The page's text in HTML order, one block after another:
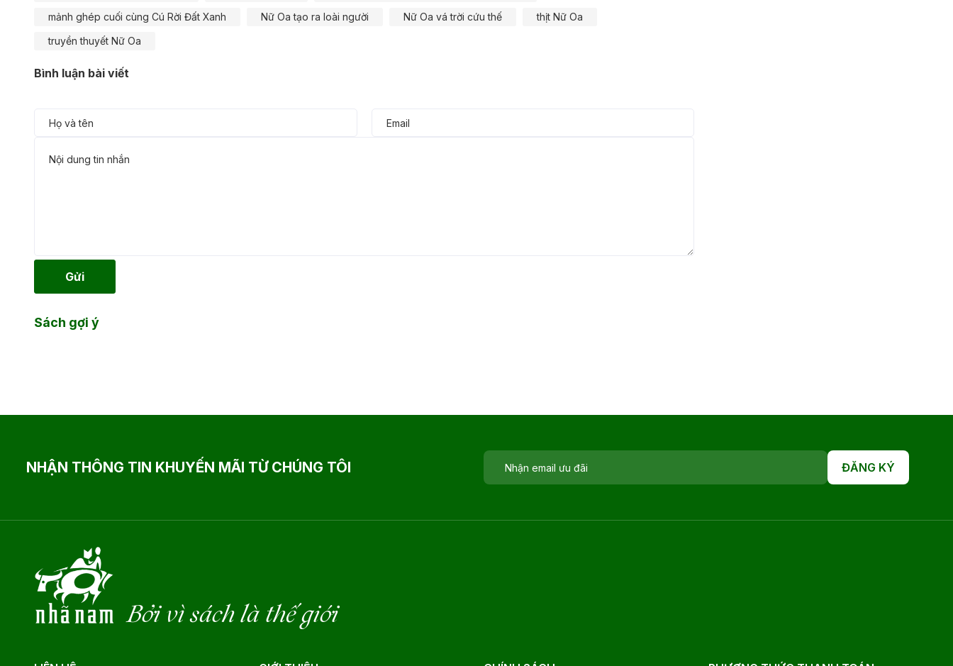
mảnh ghép cuối cùng Cú Rời Đất Xanh
Nữ Oa tạo ra loài người Nữ Oa vá trời cứu thế
thịt Nữ Oa
truyền thuyết Nữ Oa
Bình luận bài viết
Gửi
Sách gợi ý
NHẬN THÔNG TIN KHUYẾN MÃI TỪ CHÚNG TÔI ĐĂNG KÝ
Bởi vì sách là thế giới